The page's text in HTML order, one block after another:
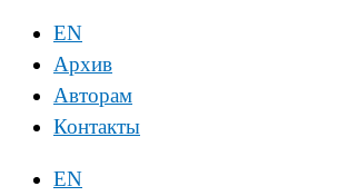
EN
Архив
Авторам
Контакты
EN